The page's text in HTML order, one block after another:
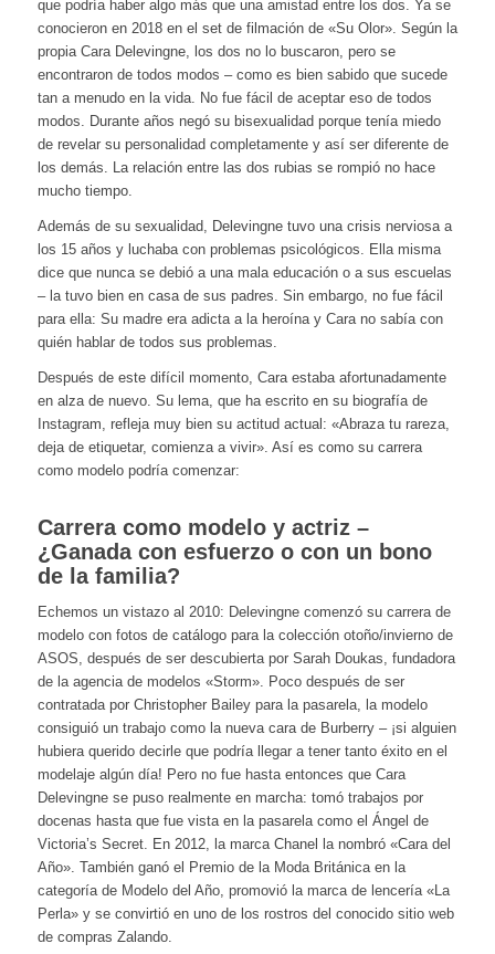
que podría haber algo más que una amistad entre los dos. Ya se
conocieron en 2018 en el set de filmación de «Su Olor». Según la
propia Cara Delevingne, los dos no lo buscaron, pero se
encontraron de todos modos – como es bien sabido que sucede
tan a menudo en la vida. No fue fácil de aceptar eso de todos
modos. Durante años negó su bisexualidad porque tenía miedo
de revelar su personalidad completamente y así ser diferente de
los demás. La relación entre las dos rubias se rompió no hace
mucho tiempo.
Además de su sexualidad, Delevingne tuvo una crisis nerviosa a
los 15 años y luchaba con problemas psicológicos. Ella misma
dice que nunca se debió a una mala educación o a sus escuelas
– la tuvo bien en casa de sus padres. Sin embargo, no fue fácil
para ella: Su madre era adicta a la heroína y Cara no sabía con
quién hablar de todos sus problemas.
Después de este difícil momento, Cara estaba afortunadamente
en alza de nuevo. Su lema, que ha escrito en su biografía de
Instagram, refleja muy bien su actitud actual: «Abraza tu rareza,
deja de etiquetar, comienza a vivir». Así es como su carrera
como modelo podría comenzar:
Carrera como modelo y actriz –
¿Ganada con esfuerzo o con un bono
de la familia?
Echemos un vistazo al 2010: Delevingne comenzó su carrera de
modelo con fotos de catálogo para la colección otoño/invierno de
ASOS, después de ser descubierta por Sarah Doukas, fundadora
de la agencia de modelos «Storm». Poco después de ser
contratada por Christopher Bailey para la pasarela, la modelo
consiguió un trabajo como la nueva cara de Burberry – ¡si alguien
hubiera querido decirle que podría llegar a tener tanto éxito en el
modelaje algún día! Pero no fue hasta entonces que Cara
Delevingne se puso realmente en marcha: tomó trabajos por
docenas hasta que fue vista en la pasarela como el Ángel de
Victoria’s Secret. En 2012, la marca Chanel la nombró «Cara del
Año». También ganó el Premio de la Moda Británica en la
categoría de Modelo del Año, promovió la marca de lencería «La
Perla» y se convirtió en uno de los rostros del conocido sitio web
de compras Zalando.